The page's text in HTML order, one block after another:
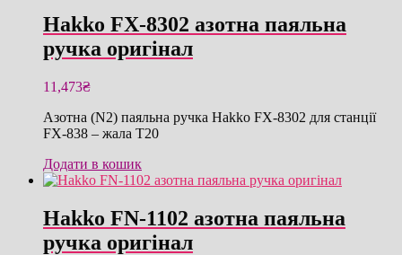
Hakko FX-8302 азотна паяльна
ручка оригінал
11,473₴
Азотна (N2) паяльна ручка Hakko FX-8302 для станції
FX-838 – жала T20
Додати в кошик
Hakko FN-1102 азотна паяльна
ручка оригінал